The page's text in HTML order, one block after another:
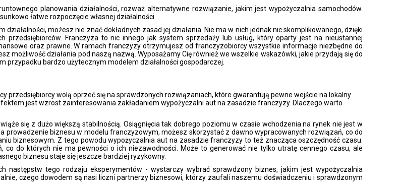
planowania działalności, rozważ alternatywne rozwiązanie, jakim jest wypożyczalnia samochodów.
łatwe rozpoczęcie własnej działalności.
możesz nie znać dokładnych zasad jej działania. Nie ma w nich jednak nic skomplikowanego, dzięki
Franczyza to nic innego jak system sprzedaży lub usług, który oparty jest na nieustannej
oraz prawne. W ramach franczyzy otrzymujesz od franczyzobiorcy wszystkie informacje niezbędne do
możliwość działania pod naszą nazwą. Wyposażamy Cię również we wszelkie wskazówki, jakie przydają się do
bardzo użytecznym modelem działalności gospodarczej.
przedsiębiorcy wolą oprzeć się na sprawdzonych rozwiązaniach, które gwarantują pewne wejście na lokalny
jest wzrost zainteresowania zakładaniem wypożyczalni aut na zasadzie franczyzy. Dlaczego warto
się z dużo większą stabilnością. Osiągnięcia tak dobrego poziomu w czasie wchodzenia na rynek nie jest w
prowadzenie biznesu w modelu franczyzowym, możesz skorzystać z dawno wypracowanych rozwiązań, co do
biznesowym. Z tego powodu wypożyczalnia aut na zasadzie franczyzy to też znacząca oszczędność czasu.
co do których nie ma pewności o ich niezawodności. Może to generować nie tylko utratę cennego czasu, ale
biznesu staje się jeszcze bardziej ryzykowny.
następstw tego rodzaju eksperymentów - wystarczy wybrać sprawdzony biznes, jakim jest wypożyczalnia
czego dowodem są nasi liczni partnerzy biznesowi, którzy zaufali naszemu doświadczeniu i sprawdzonym